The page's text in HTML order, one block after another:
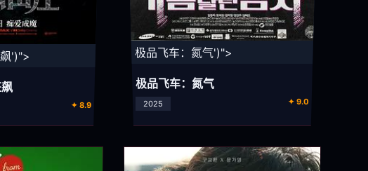
飙')">
✦ 8.9
⚡ 极品飞车：氮气')">
极品飞车：氮气
2025 ✦ 9.0